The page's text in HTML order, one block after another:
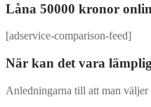
Låna 50000 kronor
[adservice-comparison-feed]
När kan det vara
Anledningarna till att man